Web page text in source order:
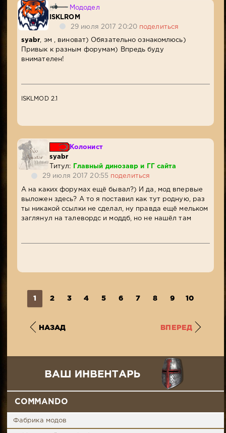
Мододел
ISKLROM
29 июля 2017 20:20 поделиться
syabr, эм , виноват) Обязательно ознакомлюсь)
Привык к разным форумам) Впредь буду
внимателен!
ISKLMOD 2.1
Колонист
syabr
Титул:
Главный динозавр и ГГ сайта
29 июля 2017 20:55 поделиться
А на каких форумах ещё бывал?) И да, мод впервые
выложен здесь? А то я поставил как тут родную, раз
ты никакой ссылки не сделал, ну правда ещё мельком
заглянул на талевордс и моддб, но не нашёл там
1 2 3 4 5 6 7 8 9 10
НАЗАД ВПЕРЕД
COMMANDO
Фабрика модов